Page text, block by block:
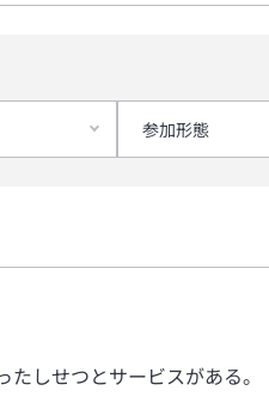
参加形態
しせつとサービスがある。